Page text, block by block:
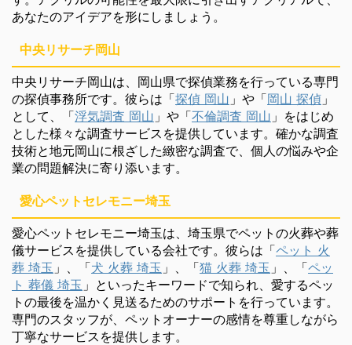
あなたのアイデアを形にしましょう。
中央リサーチ岡山
中央リサーチ岡山は、岡山県で探偵業務を行っている専門
の探偵事務所です。彼らは「探偵 岡山 」や「岡山 探偵 」
として、「浮気調査 岡山 」や「不倫調査 岡山 」をはじめ
とした様々な調査サービスを提供しています。確かな調査
技術と地元岡山に根ざした緻密な調査で、個人の悩みや企
業の問題解決に寄り添います。
愛心ペットセレモニー埼玉
愛心ペットセレモニー埼玉は、埼玉県でペットの火葬や葬
儀サービスを提供している会社です。彼らは「ペット 火
葬 埼玉 」、「犬 火葬 埼玉 」、「猫 火葬 埼玉 」、「ペッ
ト 葬儀 埼玉 」といったキーワードで知られ、愛するペッ
トの最後を温かく見送るためのサポートを行っています。
専門のスタッフが、ペットオーナーの感情を尊重しながら
丁寧なサービスを提供します。